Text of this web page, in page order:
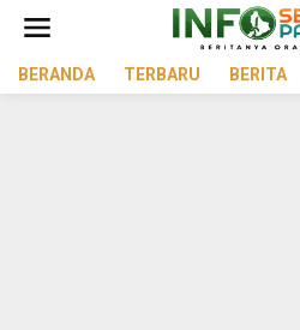
BERANDA
TERBARU BERITA